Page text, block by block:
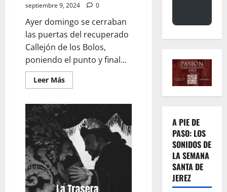
septiembre 9, 2024
0
Ayer domingo se cerraban
las puertas del recuperado
Callejón de los Bolos,
poniendo el punto y final...
Leer MásLeer
más
LA
TRASERA:
«Éxitos»
A PIE DE
PASO: LOS
SONIDOS DE
LA SEMANA
SANTA DE
JEREZ